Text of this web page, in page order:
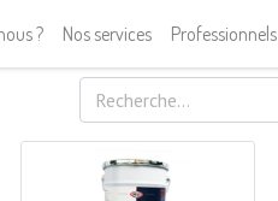
? Nos services Professionnels